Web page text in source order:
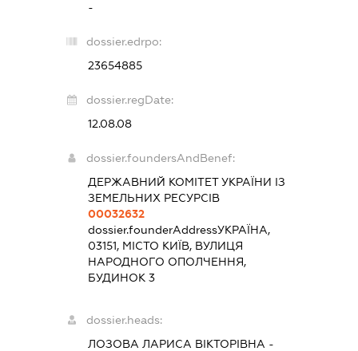
-
dossier.edrpo:
23654885
dossier.regDate:
12.08.08
dossier.foundersAndBenef:
ДЕРЖАВНИЙ КОМІТЕТ УКРАЇНИ ІЗ
ЗЕМЕЛЬНИХ РЕСУРСІВ
00032632
dossier.founderAddressУКРАЇНА,
03151, МІСТО КИЇВ, ВУЛИЦЯ
НАРОДНОГО ОПОЛЧЕННЯ,
БУДИНОК 3
dossier.heads:
ЛОЗОВА ЛАРИСА ВІКТОРІВНА -